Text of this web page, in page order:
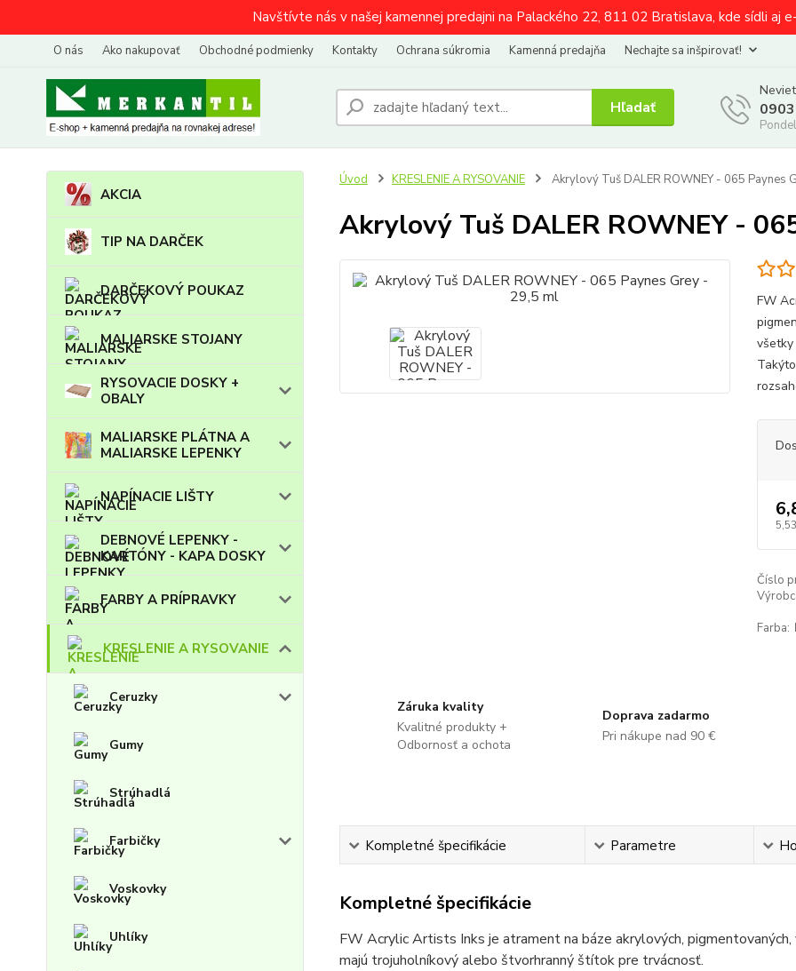
Navštívte nás v našej kamennej predajni na Palackého 22, 811 02 Bratislava, kde sídli aj
O nás Ako nakupovať Obchodné podmienky Kontakty Ochrana súkromia Kamenná predajňa Nechajte sa inšpirovať!
Hľadať
AKCIA
TIP NA DARČEK
DARČEKOVÝ POUKAZ
MALIARSKE STOJANY
RYSOVACIE DOSKY +
OBALY
MALIARSKE PLÁTNA A
MALIARSKE LEPENKY
NAPÍNACIE LIŠTY
DEBNOVÉ LEPENKY -
KARTÓNY - KAPA DOSKY
FARBY A PRÍPRAVKY
KRESLENIE A RYSOVANIE
Ceruzky
Gumy
Strúhadlá
Farbičky
Voskovky
Uhlíky
Úvod KRESLENIE A RYSOVANIE Akrylový Tuš DALER ROWNEY - 065 Paynes
Akrylový Tuš DALER ROWNEY -
FW
Číslo
Farba:
Záruka kvality
Kvalitné produkty +
Odbornosť a ochota
Doprava zadarmo
Pri nákupe nad 90 €
Kompletné špecifikácie Parametre
Kompletné špecifikácie
FW Acrylic Artists Inks je atrament na báze akrylových,
majú trojuholníkový alebo štvorhranný štítok pre trvácnosť.